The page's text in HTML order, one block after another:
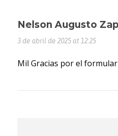
Nelson Augusto
3 de abril de 2025 at 12:25
Mil Gracias por el